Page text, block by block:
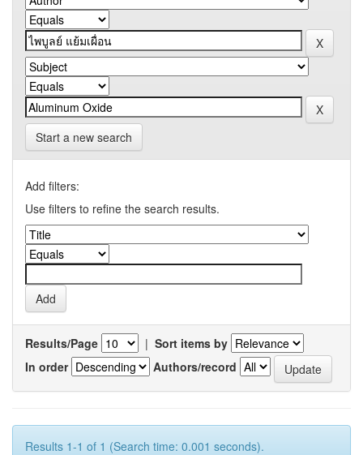
Start a new search
Add filters:
Use filters to refine the search results.
Results/Page | Sort items by
In order
Authors/record
Results 1-1 of 1 (Search time: 0.001 seconds).